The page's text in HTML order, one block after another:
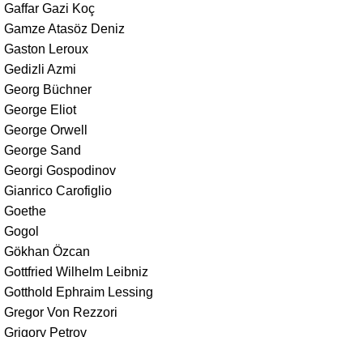
Gaffar Gazi Koç
Gamze Atasöz Deniz
Gaston Leroux
Gedizli Azmi
Georg Büchner
George Eliot
George Orwell
George Sand
Georgi Gospodinov
Gianrico Carofiglio
Goethe
Gogol
Gökhan Özcan
Gottfried Wilhelm Leibniz
Gotthold Ephraim Lessing
Gregor Von Rezzori
Grigory Petrov